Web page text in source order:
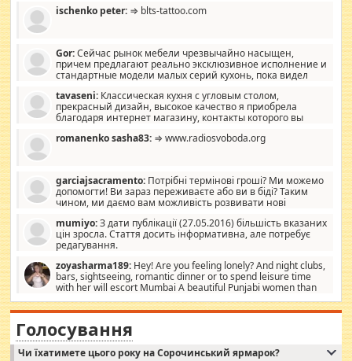
ischenko peter: ⇒ blts-tattoo.com
Gor:Сейчас рынок мебели чрезвычайно насыщен,
причем предлагают реально эксклюзивное исполнение и
стандартные модели малых серий кухонь, пока видел
стандартные формы, в MebelOk, креативненько и что главное -
со вкусом все в порядке, без ненужных наворотов удорожающих
мебель, а это не последний фактор.
tavaseni: Классическая кухня с угловым столом,
прекрасный дизайн, высокое качество я приобрела
благодаря интернет магазину, контакты которого вы
romanenko sasha83: ⇒ www.radiosvoboda.org
garciajsacramento: Потрібні термінові гроші? Ми можемо
допомогти! Ви зараз переживаєте або ви в біді? Таким
чином, ми даємо вам можливість розвивати нові
допомагати людям, які намагаються дати їм шанс. Кожен
заслуговує на другий шанс, і, оскільки влада не зможе, вони
повинні приймати від інших. Для нас нема багато суми, і зрілість
витрат, а тільки узгоджених сум і нічого іншого. Не чекайте і не
коментуйте цей пост. Введіть суму, яку ви хочете подати, і ми
зв'яжемося з вами з усіма варіантами. зв'яжіться з нами
сьогодні на garciajsacramento@gmail.com Вам потрібні термінові
гроші? Ми можемо допомогти!
mumiyo:З дати публікації (27.05.2016) більшість вказаних
цін зросла. Стаття досить інформативна, але потребує
редагування.
zoyasharma189: Hey! Are you feeling lonely? And night clubs,
bars, sightseeing, romantic dinner or to spend leisure time
with her will escort Mumbai A beautiful Punjabi women than
sexy escort companion in arms that you guys feel like 5 star luxury
hotel had to spend the night in their search for loved solitaire free
woman "Love Solitaire" beautiful figure and shapely body shapes.
Independent escort in Mumbai, truthful, friendly and cheerful girl.
WhatsApp via an easily can see the latest pictures of her body and the
Голосування
Чи їхатимете цього року на Сорочинський ярмарок?